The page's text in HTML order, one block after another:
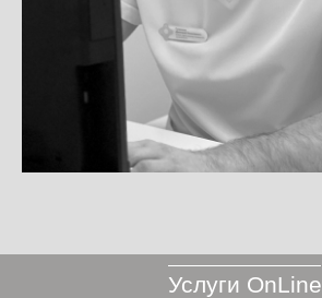
Услуги OnLine